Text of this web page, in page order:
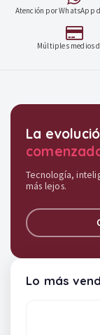
Atención por WhatsApp
Múltiples medios
Destacados
La
Tecnología,
más lejos.
Lo más